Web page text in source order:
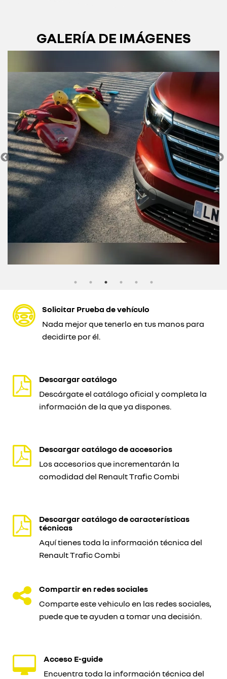
GALERÍA DE IMÁGENES
Solicitar Prueba de vehículo
Nada mejor que tenerlo en tus manos para
decidirte por él.
Descargar catálogo
Descárgate el catálogo oficial y completa la
información de la que ya dispones.
Descargar catálogo de accesorios
Los accesorios que incrementarán la
comodidad del Renault Trafic Combi
Descargar catálogo de características
técnicas
Aquí tienes toda la información técnica del
Renault Trafic Combi
Compartir en redes sociales
Comparte este vehiculo en las redes sociales,
puede que te ayuden a tomar una decisión.
Acceso E-guide
Encuentra toda la información técnica del